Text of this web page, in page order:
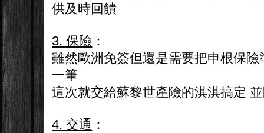
供及時回饋
3. 保險 ：
雖然歐洲免簽但還是需要把申根保
一筆
這次就交給蘇黎世產險的淇淇搞定
4. 交通 ：